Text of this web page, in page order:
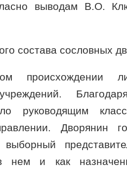
выводам В.О.
состава сословных
происхождении
руководящим
Дворянин
выборный
в нем и как